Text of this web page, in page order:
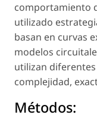
comportamiento
utilizado
basan en curvas
modelos
utilizan
complejidad,
Métodos: